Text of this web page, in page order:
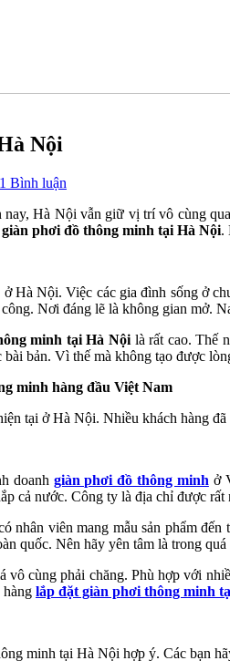
Nội
1 Bình luận
Hà Nội vẫn giữ vị trí vô cùng
giàn phơi đồ thông minh tại Hà Nội.
Hà Nội. Việc các gia đình sống ở
Nơi đáng lẽ là không gian mở.
minh tại Hà Nội là rất cao. Thế
bản. Vì thế mà không tạo được
minh hàng đầu Việt Nam
tại ở Hà Nội. Nhiều khách hàng
doanh giàn phơi đồ thông minh ở
cả nước. Công ty là địa chỉ được
nhân viên mang mẫu sản phẩm
quốc. Nên hãy yên tâm là trong
vô cùng phải chăng. Phù hợp với
hàng lắp đặt giàn phơi thông minh
minh tại Hà Nội hợp ý. Các bạn